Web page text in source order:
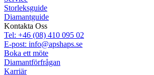
Storleksguide
Diamantguide
Kontakta Oss
Tel: +46 (08) 410 095 02
E-post: info@apshaps.se
Boka ett möte
Diamantförfrågan
Karriär